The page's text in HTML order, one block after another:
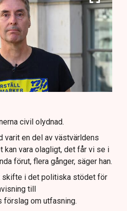
civil olydnad.
varit en del av västvärldens
kan vara olagligt, det får vi se i
förut, flera gånger, säger han.
skifte i det politiska stödet för
till
förslag om utfasning.